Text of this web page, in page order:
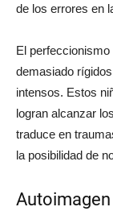
de los errores en
El
demasiado
intensos. Estos
logran alcanzar
traduce en
la posibilidad de